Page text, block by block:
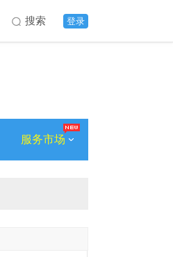
登录
搜索
服务市场